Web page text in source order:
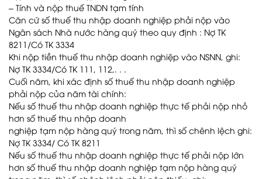
– Tính và nộp thuế TNDN tạm tính
Căn cứ số thuế thu nhập doanh nghiệp phải nộp vào
Ngân sách Nhà nước hàng quý theo quy định : Nợ TK
8211/Có TK 3334
Khi nộp tiền thuế thu nhập doanh nghiệp vào NSNN, ghi:
Nợ TK 3334/Có TK 111, 112,. . .
Cuối năm, khi xác định số thuế thu nhập doanh nghiệp
phải nộp của năm tài chính:
Nếu số thuế thu nhập doanh nghiệp thực tế phải nộp nhỏ
hơn số thuế thu nhập doanh
nghiệp tạm nộp hàng quý trong năm, thì số chênh lệch ghi:
Nợ TK 3334/ Có TK 8211
Nếu số thuế thu nhập doanh nghiệp thực tế phải nộp lớn
hơn số thuế thu nhập doanh nghiệp tạm nộp hàng quý